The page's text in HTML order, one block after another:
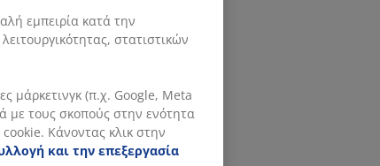
εμπειρία κατά την
στατιστικών
μάρκετινγκ (π.χ. Google, Meta
με τους σκοπούς στην ενότητα
Κάνοντας κλικ στην
και την επεξεργασία